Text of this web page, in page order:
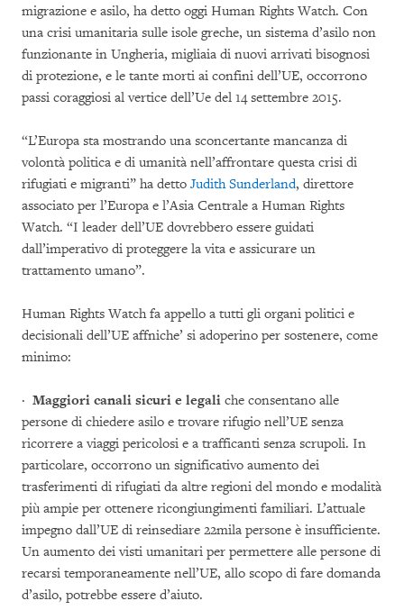
migrazione e asilo, ha detto oggi Human Rights Watch. Con
una crisi umanitaria sulle isole greche, un sistema d’asilo non
funzionante in Ungheria, migliaia di nuovi arrivati bisognosi
di protezione, e le tante morti ai confini dell’UE, occorrono
passi coraggiosi al vertice dell’Ue del 14 settembre 2015.
“L’Europa sta mostrando una sconcertante mancanza di
volontà politica e di umanità nell’affrontare questa crisi di
rifugiati e migranti” ha detto Judith Sunderland, direttore
associato per l’Europa e l’Asia Centrale a Human Rights
Watch. “I leader dell’UE dovrebbero essere guidati
dall’imperativo di proteggere la vita e assicurare un
trattamento umano”.
Human Rights Watch fa appello a tutti gli organi politici e
decisionali dell’UE affniche’ si adoperino per sostenere, come
minimo:
· Maggiori canali sicuri e legali che consentano alle
persone di chiedere asilo e trovare rifugio nell’UE senza
ricorrere a viaggi pericolosi e a trafficanti senza scrupoli. In
particolare, occorrono un significativo aumento dei
trasferimenti di rifugiati da altre regioni del mondo e modalità
più ampie per ottenere ricongiungimenti familiari. L’attuale
impegno dall’UE di reinsediare 22mila persone è insufficiente.
Un aumento dei visti umanitari per permettere alle persone di
recarsi temporaneamente nell’UE, allo scopo di fare domanda
d’asilo, potrebbe essere d’aiuto.